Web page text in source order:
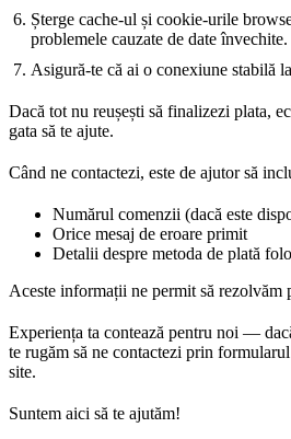
Șterge cache-ul și cookie-urile
problemele cauzate de date învechite.
Asigură-te că ai o conexiune stabilă
Dacă tot nu reușești să finalizezi plata,
gata să te ajute.
Când ne contactezi, este de ajutor să
Numărul comenzii (dacă este
Orice mesaj de eroare primit
Detalii despre metoda de plată
Aceste informații ne permit să rezolvăm
Experiența ta contează pentru noi —
te rugăm să ne contactezi prin
site.
Suntem aici să te ajutăm!